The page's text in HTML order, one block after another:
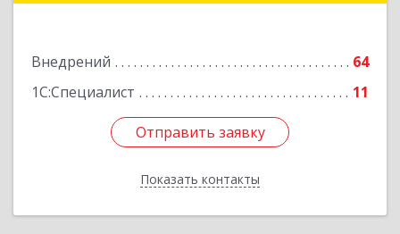
Внедрений
64
1С:Специалист
11
Отправить заявку
Показать контакты
Отправить заявку
Назад